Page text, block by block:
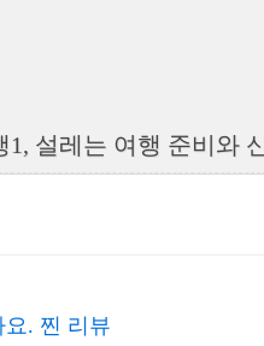
설레는 여행 준비와
. 찐 리뷰